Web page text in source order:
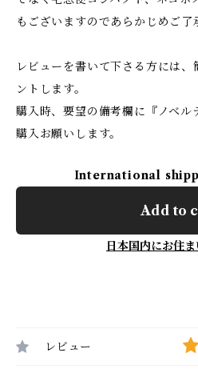
もございますのであらかじめご了
レビューを書いて下さる方には
ントします。
購入時、要望の備考欄に『ノベル
購入お願いします。
International
Add to
日本国内にお住
レビュー